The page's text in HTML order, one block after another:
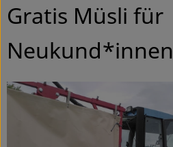
Kochkisten
NEU & ANGEBOT
THEMENWELTEN
AUS DER REGION
Gratis Müsli für
Neukund*innen